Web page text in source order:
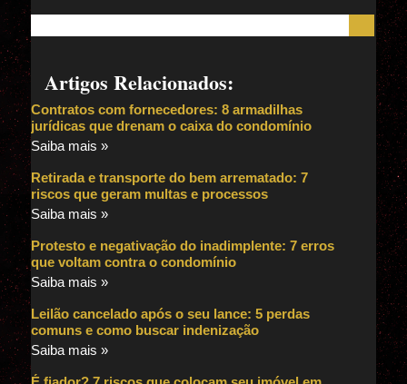
Artigos Relacionados:
Contratos com fornecedores: 8 armadilhas
jurídicas que drenam o caixa do condomínio
Saiba mais »
Retirada e transporte do bem arrematado: 7
riscos que geram multas e processos
Saiba mais »
Protesto e negativação do inadimplente: 7 erros
que voltam contra o condomínio
Saiba mais »
Leilão cancelado após o seu lance: 5 perdas
comuns e como buscar indenização
Saiba mais »